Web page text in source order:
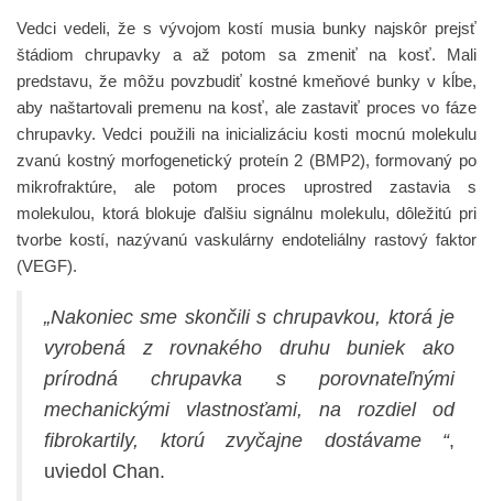
Vedci vedeli, že s vývojom kostí musia bunky najskôr prejsť
štádiom chrupavky a až potom sa zmeniť na kosť. Mali
predstavu, že môžu povzbudiť kostné kmeňové bunky v kĺbe,
aby naštartovali premenu na kosť, ale zastaviť proces vo fáze
chrupavky. Vedci použili na inicializáciu kosti mocnú molekulu
zvanú kostný morfogenetický proteín 2 (BMP2), formovaný po
mikrofraktúre, ale potom proces uprostred zastavia s
molekulou, ktorá blokuje ďalšiu signálnu molekulu, dôležitú pri
tvorbe kostí, nazývanú vaskulárny endoteliálny rastový faktor
(VEGF).
„Nakoniec sme skončili s chrupavkou, ktorá je
vyrobená z rovnakého druhu buniek ako
prírodná chrupavka s porovnateľnými
mechanickými vlastnosťami, na rozdiel od
fibrokartily, ktorú zvyčajne dostávame “,
uviedol Chan.